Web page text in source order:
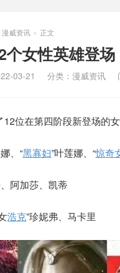
漫威资讯 > 正文
个女性英雄登场
03-21 分类： 漫威资讯
位在第四阶段新登场的
、“黑寡妇”叶莲娜、“惊奇
阿加莎、凯蒂
浩克”珍妮弗、马卡里